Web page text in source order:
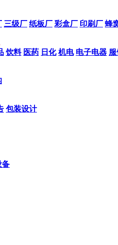
三级厂 纸板厂 彩盒厂 印刷厂 蜂
饮料 医药 日化 机电 电子电器
包装设计
备